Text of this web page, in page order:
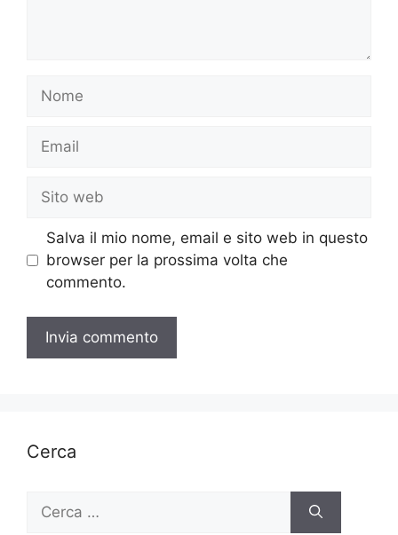
Nome
Email
Sito
web
Salva il mio nome, email e sito web in questo
browser per la prossima volta che
commento.
Cerca
per: